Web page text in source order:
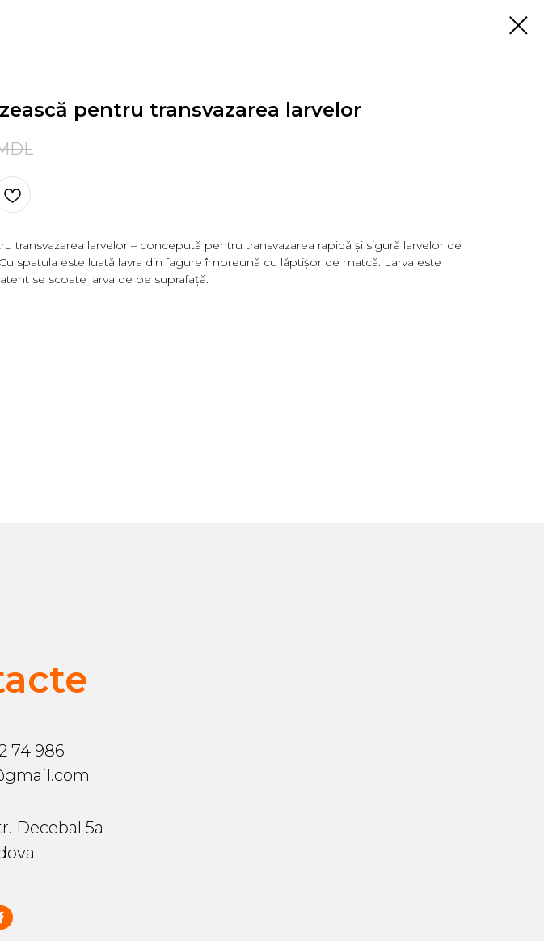
pentru transvazarea larvelor
transvazarea larvelor – concepută pentru transvazarea rapidă și sigură larvelor de
spatula este luată lavra din fagure împreună cu lăptișor de matcă. Larva este
se scoate larva de pe suprafață.
74 986
Decebal 5a